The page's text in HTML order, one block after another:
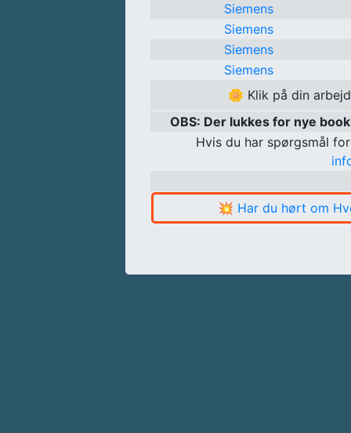
Siemens
Siemens
Siemens
Siemens
🌼 Klik på din
OBS: Der lukkes for nye
Hvis du har spørgsmål
💥 Har du hørt om